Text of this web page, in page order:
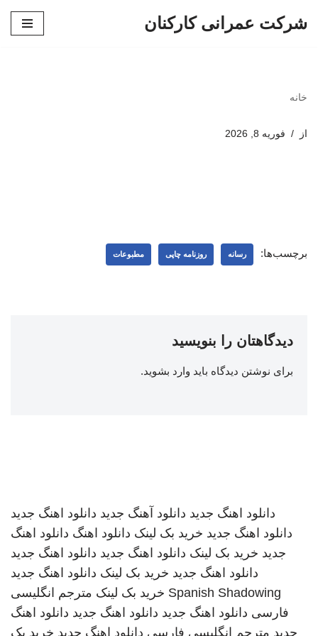
شرکت عمرانی کارکنان
خانه
از فوریه 8, 2026
برچسب‌ها: رسانه روزنامه چاپی مطبوعات
دیدگاهتان را بنویسید
برای نوشتن دیدگاه باید وارد بشوید.
دانلود اهنگ جدید دانلود آهنگ جدید دانلود اهنگ جدید
دانلود اهنگ جدید خرید بک لینک دانلود اهنگ دانلود اهنگ
جدید خرید بک لینک دانلود اهنگ جدید دانلود اهنگ جدید
دانلود اهنگ جدید خرید بک لینک دانلود اهنگ جدید
Spanish Shadowing خرید بک لینک مترجم انگلیسی
فارسی دانلود اهنگ جدید دانلود اهنگ جدید دانلود اهنگ
جدید مترجم انگلیسی فارسی دانلود اهنگ جدید خرید بک